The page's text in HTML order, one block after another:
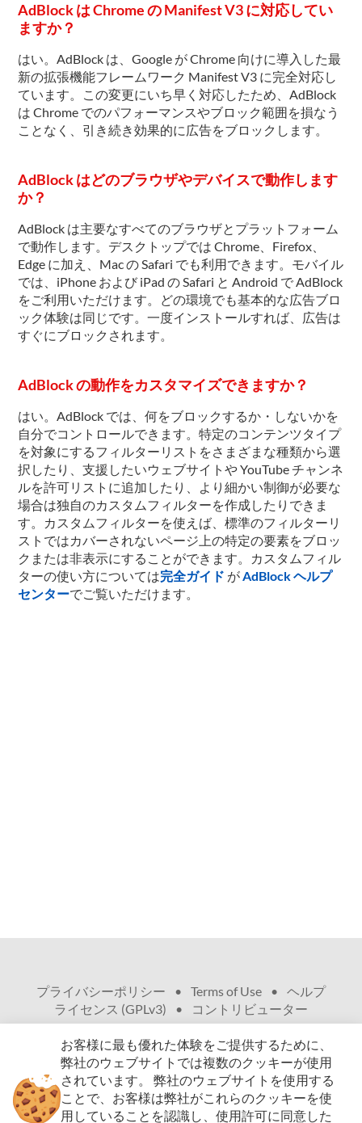
AdBlock は Chrome の Manifest V3 に対応してい
ますか？
はい。AdBlock は、Google が Chrome 向けに導入した最
新の拡張機能フレームワーク Manifest V3 に完全対応し
ています。この変更にいち早く対応したため、AdBlock
は Chrome でのパフォーマンスやブロック範囲を損なう
ことなく、引き続き効果的に広告をブロックします。
AdBlock はどのブラウザやデバイスで動作します
か？
AdBlock は主要なすべてのブラウザとプラットフォーム
で動作します。デスクトップでは Chrome、Firefox、
Edge に加え、Mac の Safari でも利用できます。モバイル
では、iPhone および iPad の Safari と Android で AdBlock
をご利用いただけます。どの環境でも基本的な広告ブロ
ック体験は同じです。一度インストールすれば、広告は
すぐにブロックされます。
AdBlock の動作をカスタマイズできますか？
はい。AdBlock では、何をブロックするか・しないかを
自分でコントロールできます。特定のコンテンツタイプ
を対象にするフィルターリストをさまざまな種類から選
択したり、支援したいウェブサイトや YouTube チャンネ
ルを許可リストに追加したり、より細かい制御が必要な
場合は独自のカスタムフィルターを作成したりできま
す。カスタムフィルターを使えば、標準のフィルターリ
ストではカバーされないページ上の特定の要素をブロッ
クまたは非表示にすることができます。カスタムフィル
ターの使い方については完全ガイド がAdBlock ヘルプ
センターでご覧いただけます。
プライバシーポリシー • Terms of Use •
ヘルプ
ライセンス (GPLv3) • コントリビューター
© Copyright 2009 - 2026、無断複写・複製・転載
お客様に最も優れた体験をご提供するために、
弊社のウェブサイトでは複数のクッキーが使用
されています。
弊社のウェブサイトを使用する
ことで、お客様は弊社がこれらのクッキーを使
用していることを認識し、使用許可に同意した